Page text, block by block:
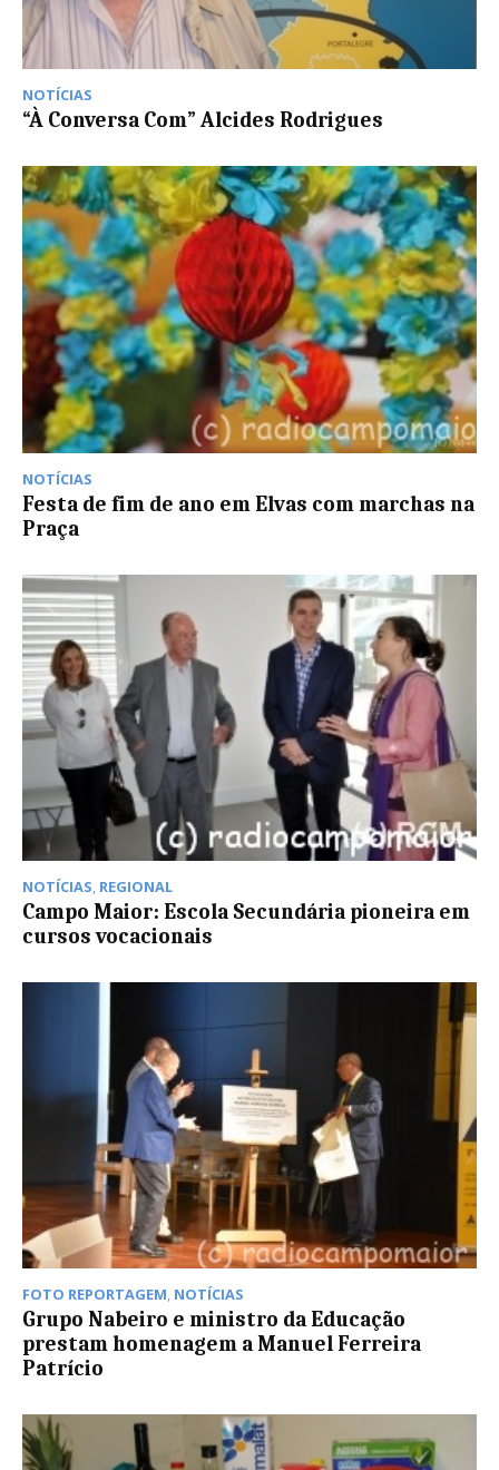
NOTÍCIAS
“À Conversa Com” Alcides Rodrigues
NOTÍCIAS
Festa de fim de ano em Elvas com marchas na
Praça
NOTÍCIAS REGIONAL
Campo Maior: Escola Secundária pioneira em
cursos vocacionais
FOTO REPORTAGEM NOTÍCIAS
Grupo Nabeiro e ministro da Educação
prestam homenagem a Manuel Ferreira
Patrício